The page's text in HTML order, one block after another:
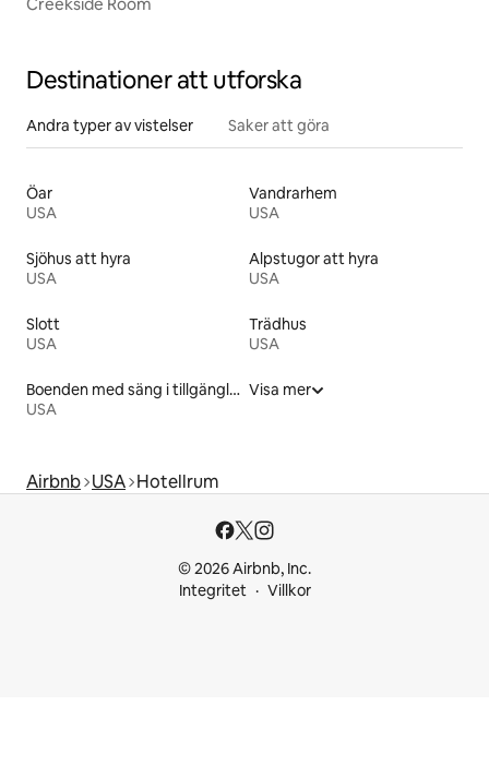
Destinationer att utforska
Andra typer av vistelser Saker att göra
Öar
USA
Vandrarhem
USA
Sjöhus att hyra
USA
Alpstugor att hyra
USA
Slott
USA
Trädhus
USA
Boenden med säng i tillgänglighetsanpassad höjd
USA
Visa mer
Airbnb USA Hotellrum
© 2026 Airbnb, Inc.
Integritet
Villkor